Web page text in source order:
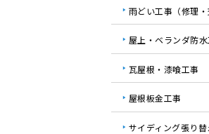
雨どい工事（修理・
屋上・ベランダ防
瓦屋根・漆喰工事
屋根板金工事
サイディング張り替